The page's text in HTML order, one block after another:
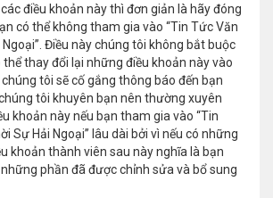
điều khoản này thì đơn giản là hãy đóng
có thể không tham gia vào “Tin Tức Văn
Ngoại”. Điều này chúng tôi không bắt buộc
thể thay đổi lại những điều khoản này vào
tôi sẽ cố gắng thông báo đến bạn
tôi khuyên bạn nên thường xuyên
khoản này nếu bạn tham gia vào “Tin
Sự Hải Ngoại” lâu dài bởi vì nếu có những
khoản thành viên sau này nghĩa là bạn
phần đã được chỉnh sửa và bổ sung